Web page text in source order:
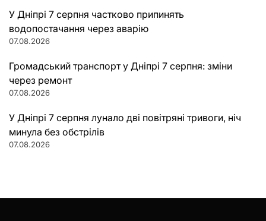
У Дніпрі 7 серпня частково припинять
водопостачання через аварію
07.08.2026
Громадський транспорт у Дніпрі 7 серпня: зміни
через ремонт
07.08.2026
У Дніпрі 7 серпня лунало дві повітряні тривоги, ніч
минула без обстрілів
07.08.2026